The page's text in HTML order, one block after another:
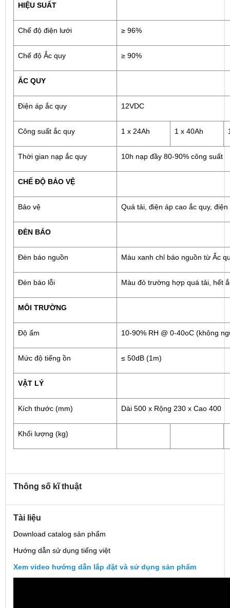
HIỆU SUẤT
Chế độ điện lưới ≥ 96%
Chế độ Ắc quy ≥ 90%
ẮC QUY
Điện áp ắc quy 12VDC
Công suất ắc quy 1 x 24Ah 1 x 40Ah
Thời gian nạp ắc quy 10h nạp đầy 80-90% công suất
CHẾ ĐỘ BẢO VỆ
Bảo vệ Quá tải, điện áp cao ắc quy,
ĐÈN BÁO
Đèn báo nguồn Màu xanh chỉ báo nguồn từ Ắc
Đèn báo lỗi Màu đỏ trường hợp quá tải, hết
MÔI TRƯỜNG
Độ ẩm 10-90% RH @ 0-40oC (không
Mức độ tiếng ồn ≤ 50dB (1m)
VẬT LÝ
Kích thước (mm) Dài 500 x Rộng 230 x Cao 400
Khối lượng (kg)
Thông số kĩ thuật
Tài liệu
Download catalog sản phẩm
Hướng dẫn sử dụng tiếng việt
Xem video hướng dẫn lắp đặt và sử dụng sản phẩm